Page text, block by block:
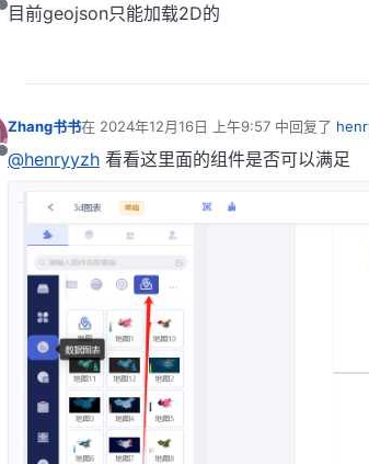
离线
目前geojson只能加载2D的
离线
Zhang书书在 2024年12月16日 上午9:57 中回复了
最后由 编辑
@henryyzh 看看这里面的组件是否可以满足